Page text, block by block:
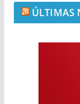
ÚLTIMAS